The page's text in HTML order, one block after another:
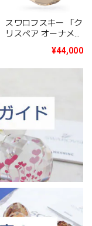
スワロフスキー 「ク
リスベア オーナメン
産品」5701830¥44,000